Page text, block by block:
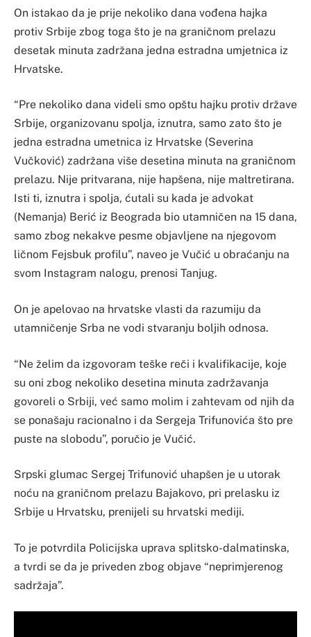
On istakao da je prije nekoliko dana vođena hajka
protiv Srbije zbog toga što je na graničnom prelazu
desetak minuta zadržana jedna estradna umjetnica iz
Hrvatske.
“Pre nekoliko dana videli smo opštu hajku protiv države
Srbije, organizovanu spolja, iznutra, samo zato što je
jedna estradna umetnica iz Hrvatske (Severina
Vučković) zadržana više desetina minuta na graničnom
prelazu. Nije pritvarana, nije hapšena, nije maltretirana.
Isti ti, iznutra i spolja, ćutali su kada je advokat
(Nemanja) Berić iz Beograda bio utamničen na 15 dana,
samo zbog nekakve pesme objavljene na njegovom
ličnom Fejsbuk profilu”, naveo je Vučić u obraćanju na
svom Instagram nalogu, prenosi Tanjug.
On je apelovao na hrvatske vlasti da razumiju da
utamničenje Srba ne vodi stvaranju boljih odnosa.
“Ne želim da izgovoram teške reči i kvalifikacije, koje
su oni zbog nekoliko desetina minuta zadržavanja
govoreli o Srbiji, već samo molim i zahtevam od njih da
se ponašaju racionalno i da Sergeja Trifunovića što pre
puste na slobodu”, poručio je Vučić.
Srpski glumac Sergej Trifunović uhapšen je u utorak
noću na graničnom prelazu Bajakovo, pri prelasku iz
Srbije u Hrvatsku, prenijeli su hrvatski mediji.
To je potvrdila Policijska uprava splitsko-dalmatinska,
a tvrdi se da je priveden zbog objave “neprimjerenog
sadržaja”.